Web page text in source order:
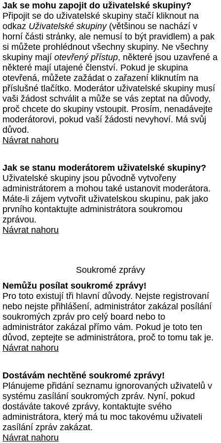
Jak se mohu zapojit do uživatelské skupiny?
Připojit se do uživatelské skupiny stačí kliknout na
odkaz Uživatelské skupiny(většinou se nachází v
horní části stránky, ale nemusí to být pravidlem) a pak
si můžete prohlédnout všechny skupiny. Ne všechny
skupiny mají otevřený přístup, některé jsou uzavřené a
některé mají utajené členství. Pokud je skupina
otevřená, můžete zažádat o zařazení kliknutím na
příslušné tlačítko. Moderátor uživatelské skupiny musí
vaši žádost schválit a může se vás zeptat na důvody,
proč chcete do skupiny vstoupit. Prosím, nenadávejte
moderátorovi, pokud vaší žádosti nevyhoví. Má svůj
důvod.
Návrat nahoru
Jak se stanu moderátorem uživatelské skupiny?
Uživatelské skupiny jsou původně vytvořeny
administrátorem a mohou také ustanovit moderátora.
Máte-li zájem vytvořit uživatelskou skupinu, pak jako
prvního kontaktujte administrátora soukromou
zprávou.
Návrat nahoru
Soukromé zprávy
Nemůžu posílat soukromé zprávy!
Pro toto existují tři hlavní důvody. Nejste registrovaní
nebo nejste přihlášení, administrátor zakázal posílání
soukromých zpráv pro celý board nebo to
administrátor zakázal přímo vám. Pokud je toto ten
důvod, zeptejte se administrátora, proč to tomu tak je.
Návrat nahoru
Dostávám nechtěné soukromé zprávy!
Plánujeme přidání seznamu ignorovaných uživatelů v
systému zasílání soukromých zpráv. Nyní, pokud
dostáváte takové zprávy, kontaktujte svého
administrátora, který má tu moc takovému uživateli
zasílání zpráv zakázat.
Návrat nahoru